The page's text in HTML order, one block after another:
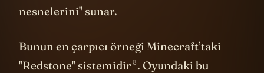
nesnelerini" sunar.
Bunun en çarpıcı örneği Minecraft’taki
"Redstone" sistemidir8. Oyundaki bu